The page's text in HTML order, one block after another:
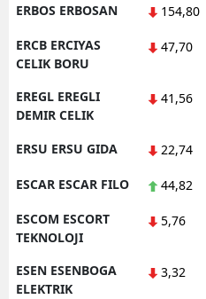
ERBOS ERBOSAN 154,80
ERCB ERCIYAS
CELIK BORU
47,70
EREGL EREGLI
DEMIR CELIK
41,56
ERSU ERSU GIDA 22,74
ESCAR ESCAR FILO 44,82
ESCOM ESCORT
TEKNOLOJI
5,76
ESEN ESENBOGA
ELEKTRIK
3,32